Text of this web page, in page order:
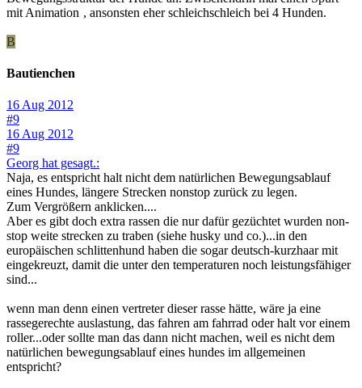
mit Animation , ansonsten eher schleichschleich bei 4 Hunden.
B
Bautienchen
16 Aug 2012
#9
16 Aug 2012
#9
Georg hat gesagt.:
Naja, es entspricht halt nicht dem natürlichen Bewegungsablauf
eines Hundes, längere Strecken nonstop zurück zu legen.
Zum Vergrößern anklicken....
Aber es gibt doch extra rassen die nur dafür gezüchtet wurden non-
stop weite strecken zu traben (siehe husky und co.)...in den
europäischen schlittenhund haben die sogar deutsch-kurzhaar mit
eingekreuzt, damit die unter den temperaturen noch leistungsfähiger
sind...
wenn man denn einen vertreter dieser rasse hätte, wäre ja eine
rassegerechte auslastung, das fahren am fahrrad oder halt vor einem
roller...oder sollte man das dann nicht machen, weil es nicht dem
natürlichen bewegungsablauf eines hundes im allgemeinen
entspricht?